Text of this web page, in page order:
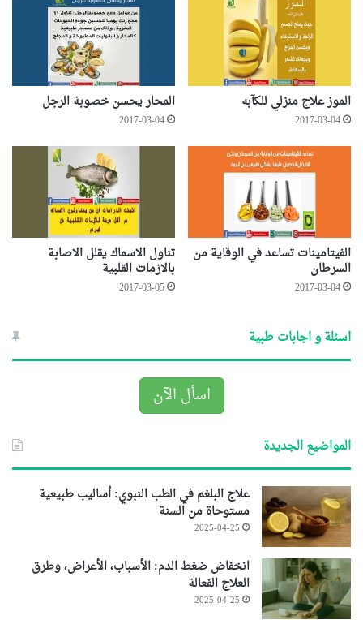
الموز علاج منزلي للكآبه
2017-03-04
المحار يحسن خصوبة الرجل
2017-03-04
الفيتامينات تساعد في الوقاية من
السرطان
2017-03-04
تناول الاسماك يقلل الاصابة
بالازمات القلبية
2017-03-05
اسئلة و اجابات طبية
اسأل الآن
المواضيع الجديدة
علاج البلغم في الطب النبوي: أساليب طبيعية
مستوحاة من السنة
2025-04-25
انخفاض ضغط الدم: الأسباب، الأعراض، وطرق
العلاج الفعالة
2025-04-25